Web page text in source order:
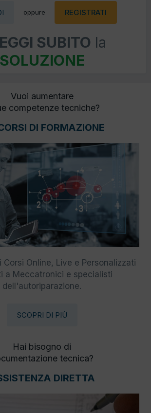
oppure REGISTRATI
SUBITO la
SOLUZIONE
Vuoi aumentare
competenze tecniche?
DI FORMAZIONE
Corsi Online, Live e Personalizzati
a Meccatronici e specialisti
dell'autoriparazione.
SCOPRI DI PIÙ
Hai bisogno di
tecnica?
DIRETTA